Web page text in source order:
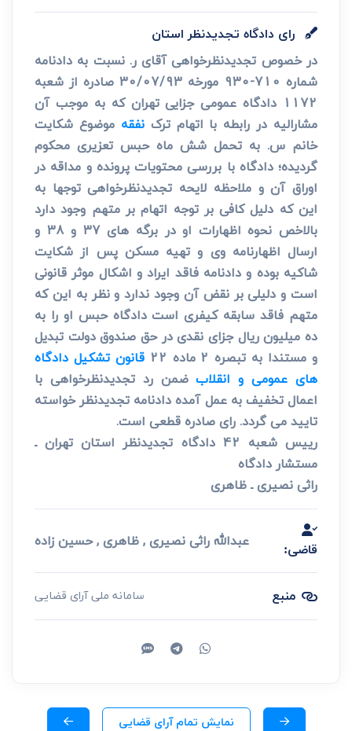
رای دادگاه تجدیدنظر استان
در خصوص تجدیدنظرخواهی آقای ر. نسبت به دادنامه
شماره 710-930 مورخه 30/07/93 صادره از شعبه
1172 دادگاه عمومی جزایی تهران که به موجب آن
مشارالیه در رابطه با اتهام ترکنفقه موضوع شکایت
خانم س. به تحمل شش ماه حبس تعزیری محکوم
گردیده؛ دادگاه با بررسی محتویات پرونده و مداقه در
اوراق آن و ملاحظه لایحه تجدیدنظرخواهی توجها به
این که دلیل کافی بر توجه اتهام بر متهم وجود دارد
بالاخص نحوه اظهارات او در برگه های 37 و 38 و
ارسال اظهارنامه وی و تهیه مسکن پس از شکایت
شاکیه بوده و دادنامه فاقد ایراد و اشکال موثر قانونی
است و دلیلی بر نقض آن وجود ندارد و نظر به این که
متهم فاقد سابقه کیفری است دادگاه حبس او را به
ده میلیون ریال جزای نقدی در حق صندوق دولت تبدیل
و مستندا به تبصره 2 ماده 22
قانون تشکیل دادگاه
های عمومی و انقلابضمن رد تجدیدنظرخواهی با
اعمال تخفیف به عمل آمده دادنامه تجدیدنظر خواسته
تایید می گردد. رای صادره قطعی است.
رییس شعبه 42 دادگاه تجدیدنظر استان تهران ـ
مستشار دادگاه
راثی نصیری ـ ظاهری
قاضی: عبدالله راثی نصیری , ظاهری , حسین زاده
منبع سامانه ملی آرای قضایی
نمایش تمام آرای قضایی